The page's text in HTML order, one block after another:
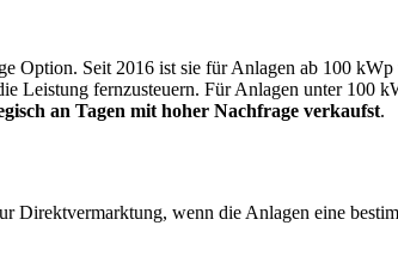
Seit 2016 ist sie für Anlagen ab 100
Leistung fernzusteuern. Für Anlagen unter
an Tagen mit hoher Nachfrage verkaufst.
wenn die Anlagen eine